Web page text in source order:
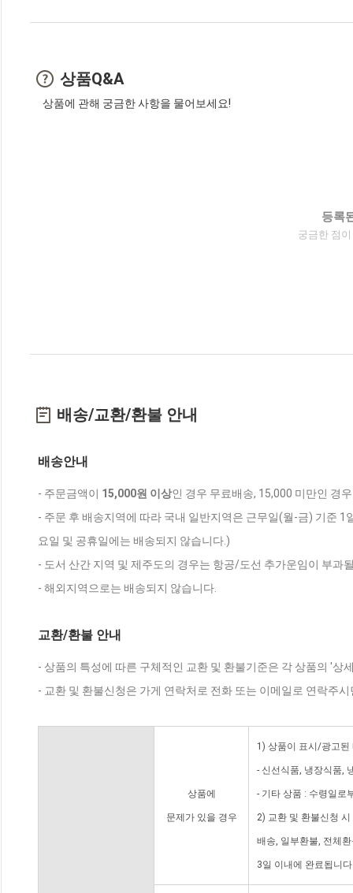
상품Q&A
상품에 관해 궁금한 사항을 물어보세요!
등록
궁금한 점
배송/교환/환불 안내
배송안내
- 주문금액이 15,000원 이상인 경우 무료배송, 15,000 미만인 경
- 주문 후 배송지역에 따라 국내 일반지역은 근무일(월-금) 기준
요일 및 공휴일에는 배송되지 않습니다.)
- 도서 산간 지역 및 제주도의 경우는 항공/도선 추가운임이 부과
- 해외지역으로는 배송되지 않습니다.
교환/환불 안내
- 상품의 특성에 따른 구체적인 교환 및 환불기준은 각 상품의 '상
- 교환 및 환불신청은 가게 연락처로 전화 또는 이메일로 연락주
상품에
문제가 있을 경우
1) 상품이 표시/광고된
- 신선식품, 냉장식품,
- 기타 상품 : 수령일로
2) 교환 및 환불신청
배송, 일부환불, 전체
3일 이내에 완료됩니